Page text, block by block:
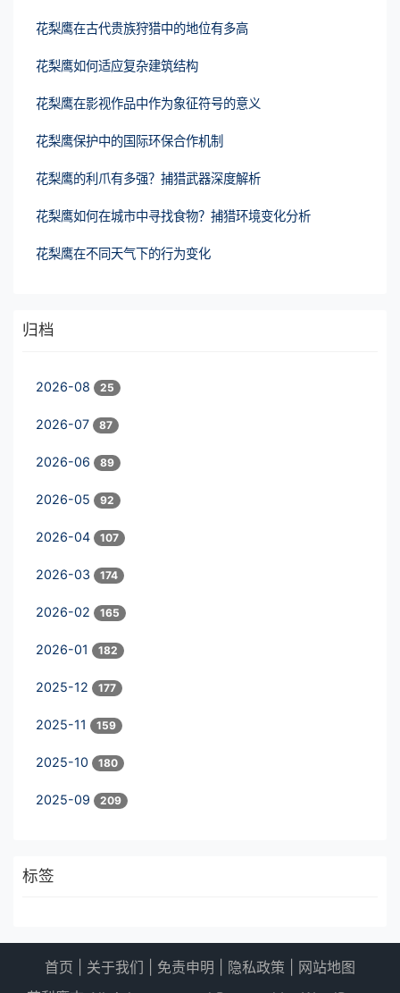
花梨鹰在古代贵族狩猎中的地位有多高
花梨鹰如何适应复杂建筑结构
花梨鹰在影视作品中作为象征符号的意义
花梨鹰保护中的国际环保合作机制
花梨鹰的利爪有多强？捕猎武器深度解析
花梨鹰如何在城市中寻找食物？捕猎环境变化分析
花梨鹰在不同天气下的行为变化
归档
2026-08 25
2026-07 87
2026-06 89
2026-05 92
2026-04 107
2026-03 174
2026-02 165
2026-01 182
2025-12 177
2025-11 159
2025-10 180
2025-09 209
标签
首页 关于我们 免责申明 隐私政策
网站地图